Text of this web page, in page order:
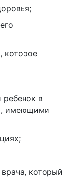
которое
ребенок в
имеющими
который